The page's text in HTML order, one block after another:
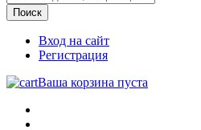
Вход на сайт
Регистрация
Ваша корзина пуста